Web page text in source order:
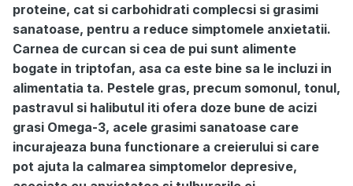
proteine, cat si carbohidrati complecsi si grasimi
sanatoase, pentru a reduce simptomele anxietatii.
Carnea de curcan si cea de pui sunt alimente
bogate in triptofan, asa ca este bine sa le incluzi in
alimentatia ta. Pestele gras, precum somonul, tonul,
pastravul si halibutul iti ofera doze bune de acizi
grasi Omega-3, acele grasimi sanatoase care
incurajeaza buna functionare a creierului si care
pot ajuta la calmarea simptomelor depresive,